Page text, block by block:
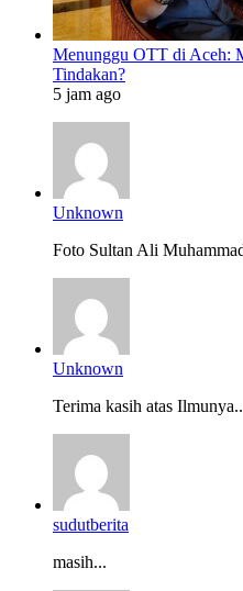
Menunggu OTT di Aceh:
Tindakan?
5 jam ago
Unknown
Foto Sultan Ali
Unknown
Terima kasih atas
sudutberita
masih...